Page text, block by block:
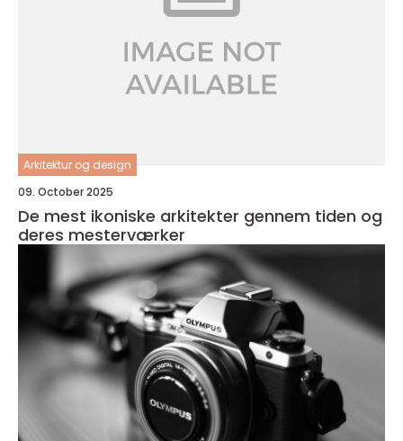
Arkitektur og design
09. October 2025
De mest ikoniske arkitekter gennem tiden og
deres mesterværker